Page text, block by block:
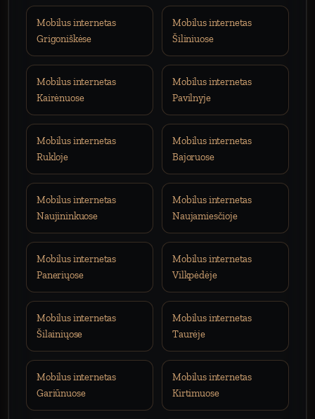
Mobilus internetas
Grigoniškėse
Mobilus internetas
Šiliniuose
Mobilus internetas
Kairėnuose
Mobilus internetas
Pavilnyje
Mobilus internetas
Rukloje
Mobilus internetas
Bajoruose
Mobilus internetas
Naujininkuose
Mobilus internetas
Naujamiesčioje
Mobilus internetas
Paneriųose
Mobilus internetas
Vilkpėdėje
Mobilus internetas
Šilainiųose
Mobilus internetas
Taurėje
Mobilus internetas
Gariūnuose
Mobilus internetas
Kirtimuose